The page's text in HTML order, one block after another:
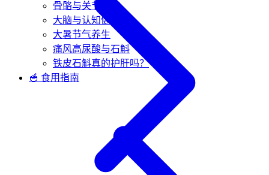
骨骼与关节健康
大脑与认知健康
大暑节气养生
痛风高尿酸与石斛
铁皮石斛真的护肝吗？
🥣 食用指南